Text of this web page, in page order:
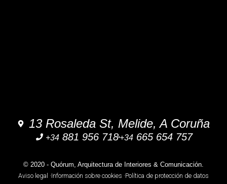
13 Rosaleda St, Melide, A Coruña
+34 881 956 718+34 665 654 757
© 2020 - Quórum, Arquitectura de Interiores & Comunicación.
Aviso legal ·Información sobre cookies ·Política de protección de datos